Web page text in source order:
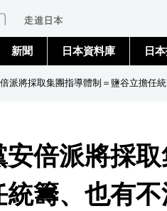
新聞 日本資料庫 日
派將採取集團指導體制＝鹽谷立擔任
安倍派將採
統籌、也有